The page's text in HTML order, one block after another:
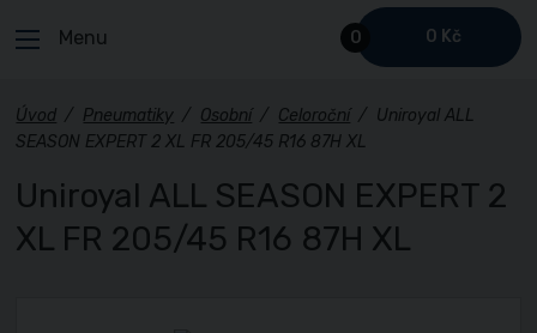
0 0 Kč
Menu
Úvod / Pneumatiky / Osobní / Celoroční / Uniroyal ALL
SEASON EXPERT 2 XL FR 205/45 R16 87H XL
Uniroyal ALL SEASON EXPERT 2
XL FR 205/45 R16 87H XL